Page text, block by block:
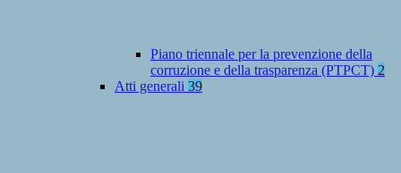
Piano triennale per la prevenzione della
corruzione e della trasparenza (PTPCT) 2
Atti generali 39